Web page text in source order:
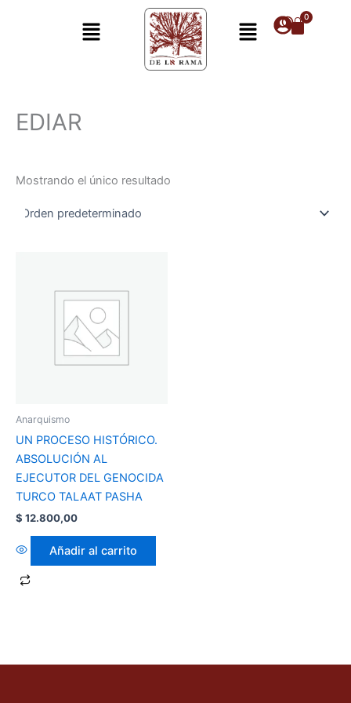
Menú Menú
EDIAR
Mostrando el único resultado
Anarquismo
UN PROCESO HISTÓRICO.
ABSOLUCIÓN AL
EJECUTOR DEL GENOCIDA
TURCO TALAAT PASHA
$ 12.800,00
Añadir al carrito